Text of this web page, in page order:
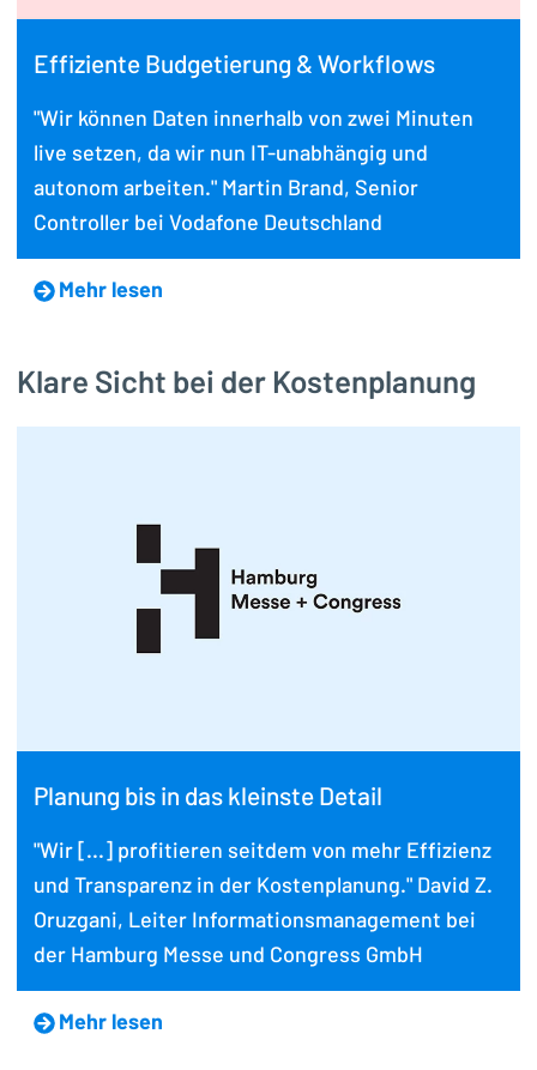
Effiziente Budgetierung & Workflows
"Wir können Daten innerhalb von zwei Minuten
live setzen, da wir nun IT-unabhängig und
autonom arbeiten." Martin Brand, Senior
Controller bei Vodafone Deutschland
Mehr lesen
Klare Sicht bei der Kostenplanung
Planung bis in das kleinste Detail
"Wir [...] profitieren seitdem von mehr Effizienz
und Transparenz in der Kostenplanung." David Z.
Oruzgani, Leiter Informationsmanagement bei
der Hamburg Messe und Congress GmbH
Mehr lesen